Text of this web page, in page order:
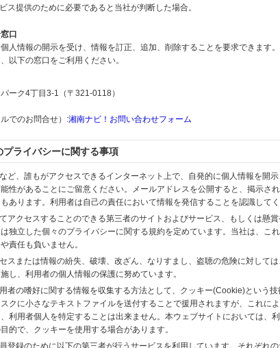
ス提供のために必要であると当社が判断した場合。
口
人情報の開示を受け、情報を訂正、追加、削除することを要求できます
以下の窓口をご利用ください。
ーク4丁目3-1（〒321-0118）
でのお問合せ）:湘南ナビ！お問い合わせフォーム
プライバシーに関する事項
ど、誰もがアクセスできるインターネット上で、自発的に個人情報を開
性があることにご留意ください。メールアドレスを公開すると、掲示さ
あります。利用者は自己の責任において情報を発信することを認識してく
アクセスすることのできる第三者のサイトおよびサービス、もしくは懸
独立した個々のプライバシーに関する規約を定めています。当社は、こ
責任も負いません。
スまたは情報の紛失、破壊、改ざん、なりすまし、盗聴の危険に対して
し、利用者の個人情報の保護に努めています。
者の嗜好に関する情報を収集する方法として、クッキー(Cookie)という
クに小さなテキストファイルを送付することで援用されますが、これに
利用者個人を特定することは出来ません。本ウェブサイトにおいては、
的で、クッキーを使用する場合があります。
登録のために以下の第三者が行うサービスを利用しています。それぞれ